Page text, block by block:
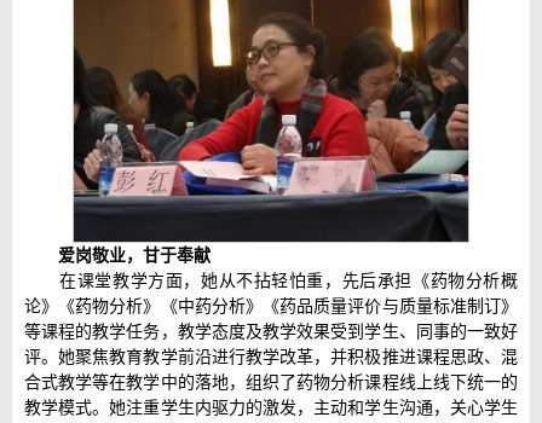
爱岗敬业，甘于奉献
在课堂教学方面，她从不拈轻怕重，先后承担《药物分析概
论》《药物分析》《中药分析》《药品质量评价与质量标准制订》
等课程的教学任务，教学态度及教学效果受到学生、同事的一致好
评。她聚焦教育教学前沿进行教学改革，并积极推进课程思政、混
合式教学等在教学中的落地，组织了药物分析课程线上线下统一的
教学模式。她注重学生内驱力的激发，主动和学生沟通，关心学生